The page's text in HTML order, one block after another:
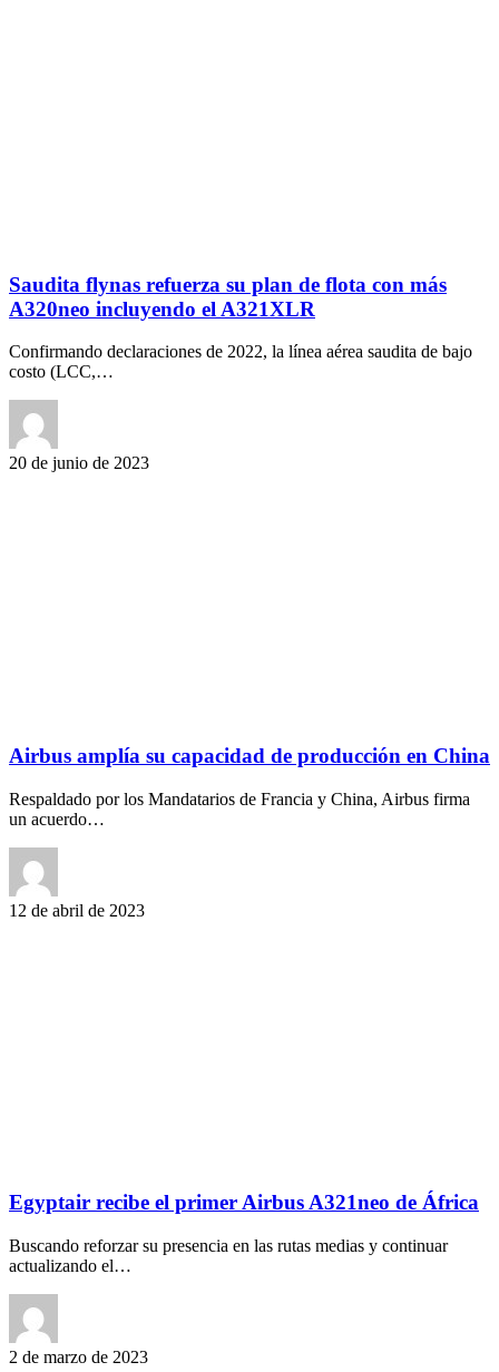
Saudita flynas refuerza su plan de flota con más
A320neo incluyendo el A321XLR
Confirmando declaraciones de 2022, la línea aérea saudita de bajo
costo (LCC,…
20 de junio de 2023
Airbus amplía su capacidad de producción en China
Respaldado por los Mandatarios de Francia y China, Airbus firma
un acuerdo…
12 de abril de 2023
Egyptair recibe el primer Airbus A321neo de África
Buscando reforzar su presencia en las rutas medias y continuar
actualizando el…
2 de marzo de 2023